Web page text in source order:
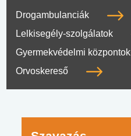
Drogambulanciák
Lelkisegély-szolgálatok
Gyermekvédelmi központok
Orvoskereső